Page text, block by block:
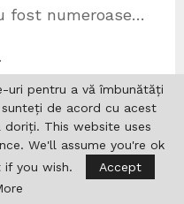
fost numeroase…
ale patriei
Florica
sub
sens, istoria
uri pentru a vă îmbunătăți
de acord cu acest
This website uses
We'll assume you're ok
you wish.
Accept